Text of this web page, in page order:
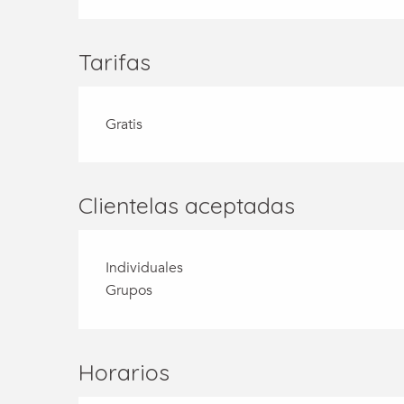
Tarifas
Gratis
Clientelas aceptadas
Individuales
Grupos
Horarios